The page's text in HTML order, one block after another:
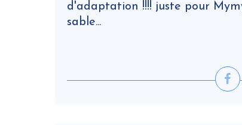
d'adaptation !!!! juste pour
sable...